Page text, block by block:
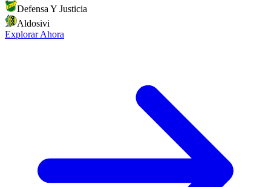
Defensa Y Justicia
Aldosivi
Explorar Ahora